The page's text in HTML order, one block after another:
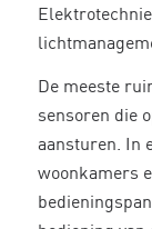
De meeste
sensoren die
aansturen. In
woonkamers